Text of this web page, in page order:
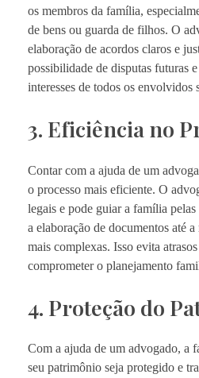
os membros da família,
de bens ou guarda de filhos. O
elaboração de acordos claros e
possibilidade de disputas futuras
interesses de todos os envolvidos
3. Eficiência no
Contar com a ajuda de um
o processo mais eficiente. O
legais e pode guiar a família pelas
a elaboração de documentos até
mais complexas. Isso evita
comprometer o planejamento
4. Proteção do
Com a ajuda de um advogado, a
seu patrimônio seja protegido e